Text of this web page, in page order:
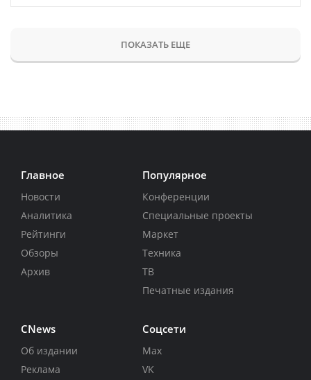
ПОКАЗАТЬ ЕЩЕ
Главное
Новости
Аналитика
Рейтинги
Обзоры
Архив
Популярное
Конференции
Специальные проекты
Маркет
Техника
ТВ
Печатные издания
CNews
Об издании
Реклама
Соцсети
Max
VK